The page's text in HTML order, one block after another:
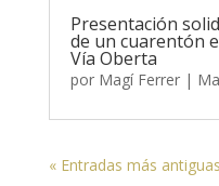
Presentación
de un cuarentón
Vía Oberta
por Magí Ferrer|
« Entradas más antiguas